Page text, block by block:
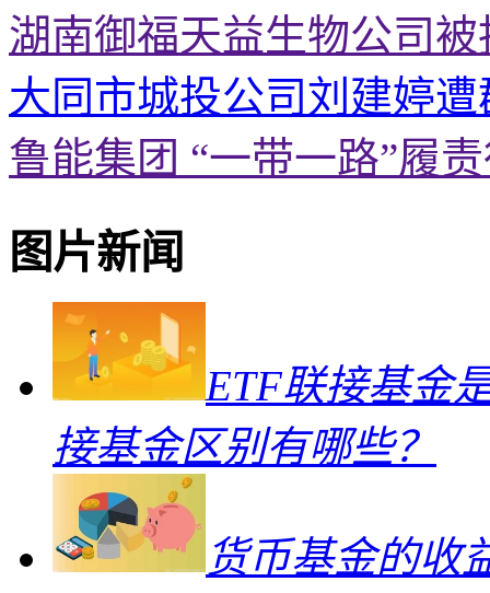
湖南御福天益生物公司
大同市城投公司刘建婷
鲁能集团 “一带一路”履
图片新闻
ETF联接基金
接基金区别有哪些？
货币基金的收